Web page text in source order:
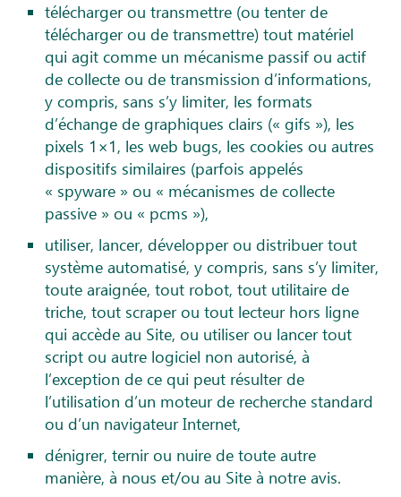
télécharger ou transmettre (ou tenter de
télécharger ou de transmettre) tout matériel
qui agit comme un mécanisme passif ou actif
de collecte ou de transmission d’informations,
y compris, sans s’y limiter, les formats
d’échange de graphiques clairs (« gifs »), les
pixels 1×1, les web bugs, les cookies ou autres
dispositifs similaires (parfois appelés
« spyware » ou « mécanismes de collecte
passive » ou « pcms »),
utiliser, lancer, développer ou distribuer tout
système automatisé, y compris, sans s’y limiter,
toute araignée, tout robot, tout utilitaire de
triche, tout scraper ou tout lecteur hors ligne
qui accède au Site, ou utiliser ou lancer tout
script ou autre logiciel non autorisé, à
l’exception de ce qui peut résulter de
l’utilisation d’un moteur de recherche standard
ou d’un navigateur Internet,
dénigrer, ternir ou nuire de toute autre
manière, à nous et/ou au Site à notre avis.